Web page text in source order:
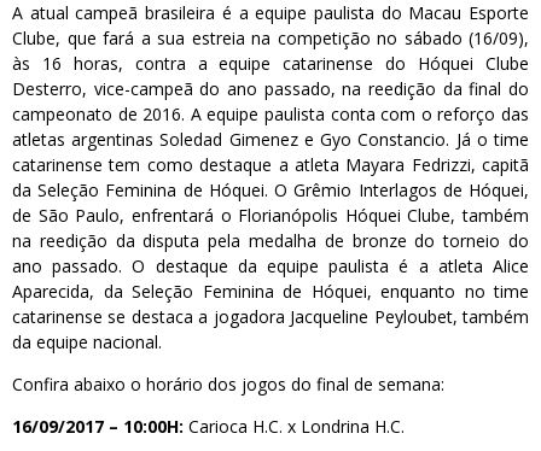
A atual campeã brasileira é a equipe paulista do Macau Esporte
Clube, que fará a sua estreia na competição no sábado (16/09),
às 16 horas, contra a equipe catarinense do Hóquei Clube
Desterro, vice-campeã do ano passado, na reedição da final do
campeonato de 2016. A equipe paulista conta com o reforço das
atletas argentinas Soledad Gimenez e Gyo Constancio. Já o time
catarinense tem como destaque a atleta Mayara Fedrizzi, capitã
da Seleção Feminina de Hóquei. O Grêmio Interlagos de Hóquei,
de São Paulo, enfrentará o Florianópolis Hóquei Clube, também
na reedição da disputa pela medalha de bronze do torneio do
ano passado. O destaque da equipe paulista é a atleta Alice
Aparecida, da Seleção Feminina de Hóquei, enquanto no time
catarinense se destaca a jogadora Jacqueline Peyloubet, também
da equipe nacional.
Confira abaixo o horário dos jogos do final de semana:
16/09/2017 – 10:00H: Carioca H.C. x Londrina H.C.